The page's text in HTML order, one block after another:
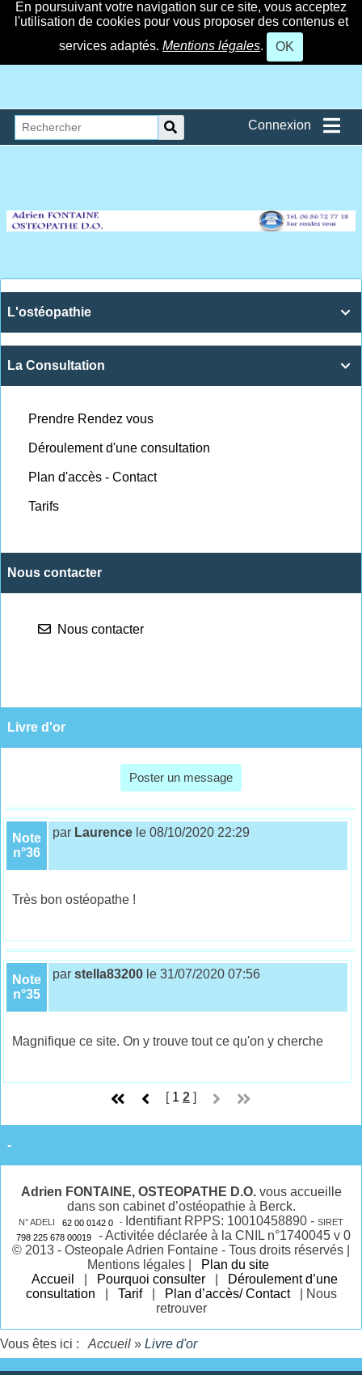
En poursuivant votre navigation sur ce site, vous acceptez
l'utilisation de cookies pour vous proposer des contenus et
services adaptés. Mentions légales. OK
Connexion

L'ostéopathie

La Consultation
Prendre Rendez vous
Déroulement d'une consultation
Plan d'accès - Contact
Tarifs
Nous contacter
Nous contacter
Livre d'or
Poster un message
Note
n°36
par Laurence le 08/10/2020 22:29
Très bon ostéopathe !
Note
n°35
parstella83200 le 31/07/2020 07:56
Magnifique ce site. On y trouve tout ce qu'on y cherche
[ 1 2 ]
-
Adrien FONTAINE, OSTEOPATHE D.O. vous accueille
dans son cabinet d’ostéopathie à Berck.
N° ADELI 62 00 0142 0 - Identifiant RPPS: 10010458890 - SIRET
798 225 678 00019
- Activitée déclarée à la CNIL n°1740045 v 0
© 2013 - Osteopale Adrien Fontaine - Tous droits réservés |
Mentions légales |
Plan du site
Accueil
Pourquoi consulter
Déroulement d’une
consultation
Tarif Plan d’accès/ Contact
| Nous
retrouver
Vous êtes ici : Accueil » Livre d'or